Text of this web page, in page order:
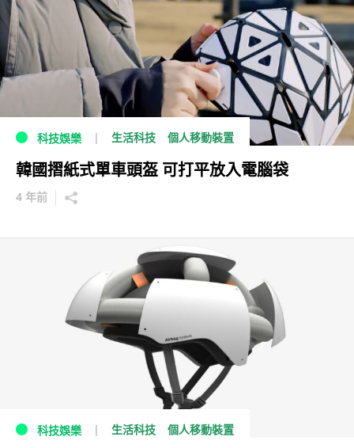
科技娛樂 生活科技 個人移動裝置
韓國摺紙式單車頭盔 可打平放入電腦袋
4 年前
科技娛樂 生活科技 個人移動裝置